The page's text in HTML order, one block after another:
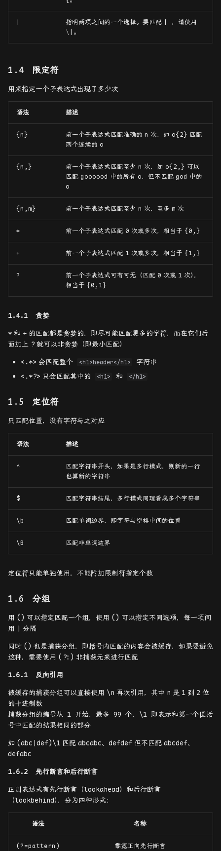
| 指明两项之间的一个选择。要匹配 |
，请使用
\| 。
限定符
用来指定一个子表达式出现了多少次
语法 描述
{n} 前一个子表达式匹配准确的 n 次，如 o{2} 匹配
两个连续的 o
{n,} 前一个子表达式匹配至少 n 次，如 o{2,} 可以
匹配 goooood 中的所有 o，但不匹配 god 中的
o
{n,m} 前一个子表达式匹配至少 n 次，至多 m 次
* 前一个子表达式匹配 0 次或多次，相当于 {0,}
+ 前一个子表达式匹配 1 次或多次，相当于 {1,}
? 前一个子表达式可有可无（匹配 0 次或 1 次），
相当于 {0,1}
贪婪
* 和 + 的匹配都是贪婪的，即尽可能匹配更多的字符，而在它们后
面加上 ? 就可以非贪婪（即最小匹配）
<.*> 会匹配整个 <h1>header</h1>
字符串
<.*?> 只会匹配其中的 <h1> 和 </h1>
定位符
只匹配位置，没有字符与之对应
语法 描述
^
匹配字符串开头，如果是多行模式，则新的一行
也算新的字符串
$ 匹配字符串结尾，多行模式同理看成多个字符串
\b 匹配单词边界，即字符与空格中间的位置
\B 匹配非单词边界
定位符只能单独使用，不能附加限制符指定个数
分组
用 () 可以指定匹配一个组，使用 () 可以指定不同选项，每一项间
用 | 分隔
同时 () 也是捕获分组，即括号内匹配的内容会被缓存，如果要避免
这种，需要使用 (?:) 非捕获元来进行匹配
反向引用
被缓存的捕获分组可以直接使用 \n 再次引用，其中 n 是 1 到 2 位
的十进制数
捕获分组的编号从 1 开始，最多 99 个，\1 即表示和第一个圆括
号中匹配的结果相同的部分
如 (abc|def)\1 匹配 abcabc、 defdef 但不匹配 abcdef、
defabc
先行断言和后行断言
正则表达式有先行断言（lookahead）和后行断言
（lookbehind），分为四种形式：
语法 名称
(?=pattern)
零宽正向先行断言